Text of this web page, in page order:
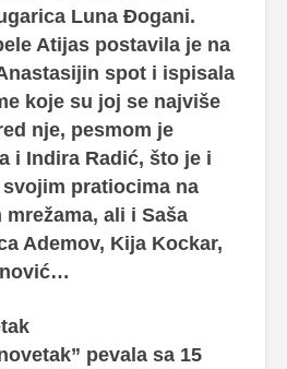
Luna Đogani.
Atijas postavila je na
spot i ispisala
koje su joj se najviše
nje, pesmom je
i Indira Radić, što je i
pratiocima na
ali i Saša
Ademov, Kija Kockar,
pevala sa 15